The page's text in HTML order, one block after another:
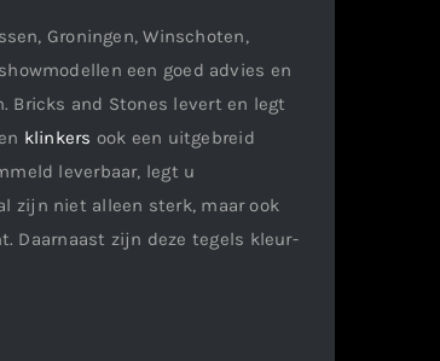
Groningen, Winschoten,
een goed advies en
Bricks and Stones levert en legt
klinkers ook een uitgebreid
leverbaar, legt u
zijn niet alleen sterk, maar ook
Daarnaast zijn deze tegels kleur-